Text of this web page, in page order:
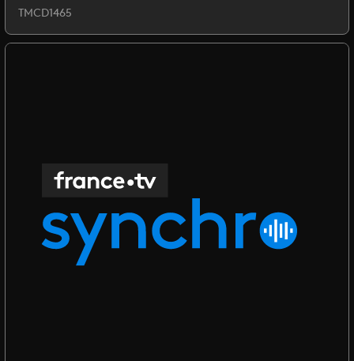
TMCD1465